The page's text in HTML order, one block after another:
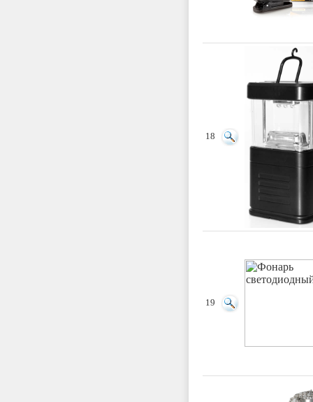
18
19